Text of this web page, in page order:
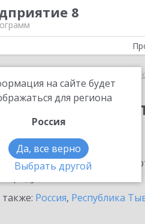
8
на сайте будет
для региона
Россия
Да, все верно
Выбрать другой
1С:Касса облачное
1С:Касса
с информационными
Россия, Республика